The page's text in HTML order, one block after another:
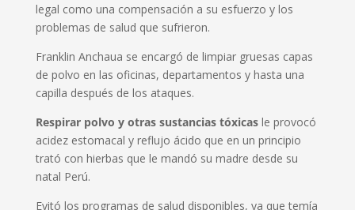
legal como una compensación a su esfuerzo y los
problemas de salud que sufrieron.
Franklin Anchaua se encargó de limpiar gruesas capas
de polvo en las oficinas, departamentos y hasta una
capilla después de los ataques.
Respirar polvo y otras sustancias tóxicasle provocó
acidez estomacal y reflujo ácido que en un principio
trató con hierbas que le mandó su madre desde su
natal Perú.
Evitó los programas de salud disponibles, ya que temía